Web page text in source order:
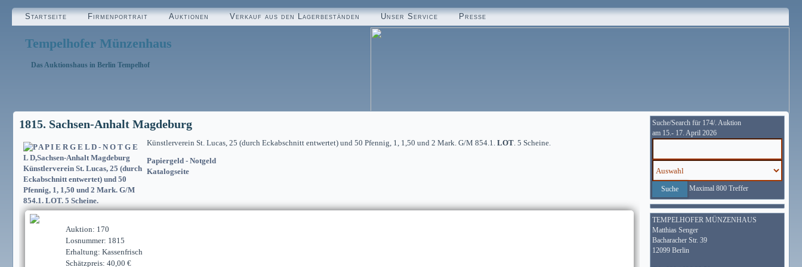
Startseite Firmenportrait Auktionen Verkauf aus den Lagerbeständen Unser Service Presse
Tempelhofer Münzenhaus
Das Auktionshaus in Berlin Tempelhof
1815. Sachsen-Anhalt Magdeburg
Künstlerverein St. Lucas, 25 (durch Eckabschnitt entwertet) und 50 Pfennig, 1, 1,50 und 2 Mark. G/M 854.1. LOT. 5 Scheine.
Papiergeld - Notgeld
Katalogseite
Auktion: 170
Losnummer: 1815
Erhaltung: Kassenfrisch
Schätzpreis: 40,00 €
Suche/Search für 174/. Auktion
am 15.- 17. April 2026
Maximal 800 Treffer
TEMPELHOFER MÜNZENHAUS
Matthias Senger
Bacharacher Str. 39
12099 Berlin